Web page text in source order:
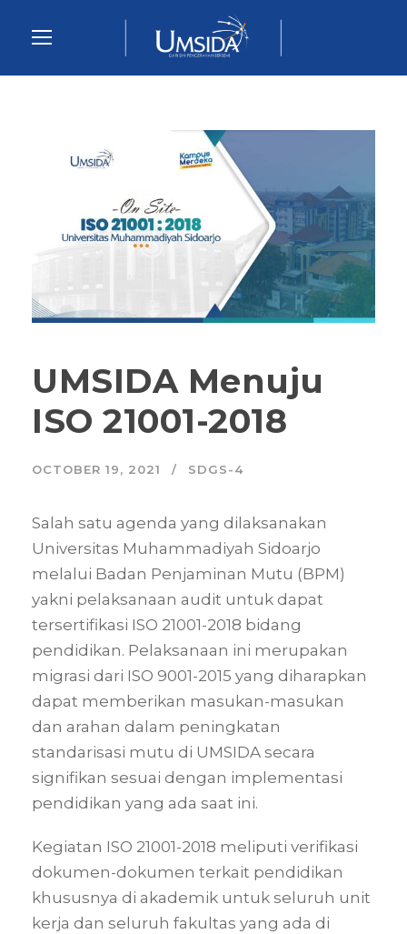
UMSIDA Menuju
ISO 21001-2018
OCTOBER 19, 2021 SDGS-4
Salah satu agenda yang dilaksanakan
Universitas Muhammadiyah Sidoarjo
melalui Badan Penjaminan Mutu (BPM)
yakni pelaksanaan audit untuk dapat
tersertifikasi ISO 21001-2018 bidang
pendidikan. Pelaksanaan ini merupakan
migrasi dari ISO 9001-2015 yang diharapkan
dapat memberikan masukan-masukan
dan arahan dalam peningkatan
standarisasi mutu di UMSIDA secara
signifikan sesuai dengan implementasi
pendidikan yang ada saat ini.
Kegiatan ISO 21001-2018 meliputi verifikasi
dokumen-dokumen terkait pendidikan
khususnya di akademik untuk seluruh unit
kerja dan seluruh fakultas yang ada di